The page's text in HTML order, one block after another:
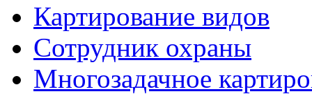
Картирование видов
Сотрудник охраны
Многозадачное